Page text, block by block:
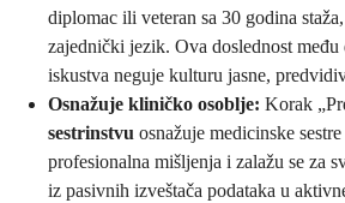
diplomac ili veteran sa 30 godina staža,
zajednički jezik. Ova doslednost
iskustva neguje kulturu jasne,
Osnažuje kliničko osoblje: Korak
sestrinstvu osnažuje medicinske
profesionalna mišljenja i zalažu se za
iz pasivnih izveštača podataka u